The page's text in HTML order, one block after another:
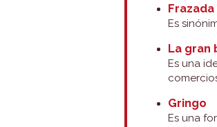
Frazada
Es
La gran
Es una
Gringo
Es una